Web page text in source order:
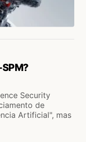
Security
de
Artificial", mas